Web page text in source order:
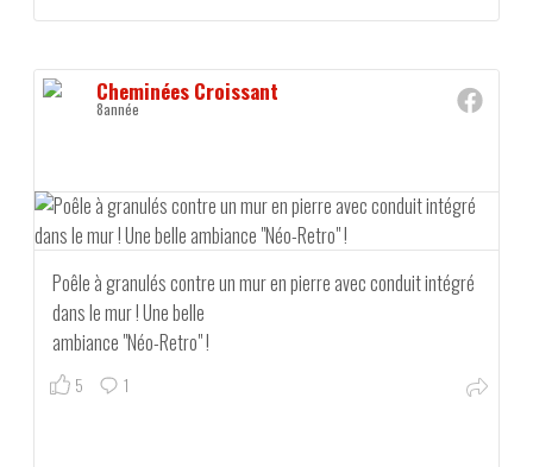
Cheminées Croissant
8année
Poêle à granulés contre un mur en pierre avec conduit intégré
dans le mur ! Une belle
ambiance "Néo-Retro" !
5 1